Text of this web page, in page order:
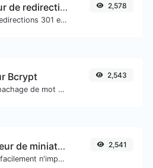
Vérificateur de redirection d'URL
Vérifiez les redirections 301 et 302 d'une URL spécifique. Il vérifiera jusqu'à 10 redirections.
2,578
Bcrypt
Générez un hachage de mot de passe bcrypt pour toute entrée de chaîne.
2,543
Téléchargeur de miniatures YouTube
Téléchargez facilement n'importe quelle miniature de vidéo YouTube dans toutes les tailles disponibles.
2,541